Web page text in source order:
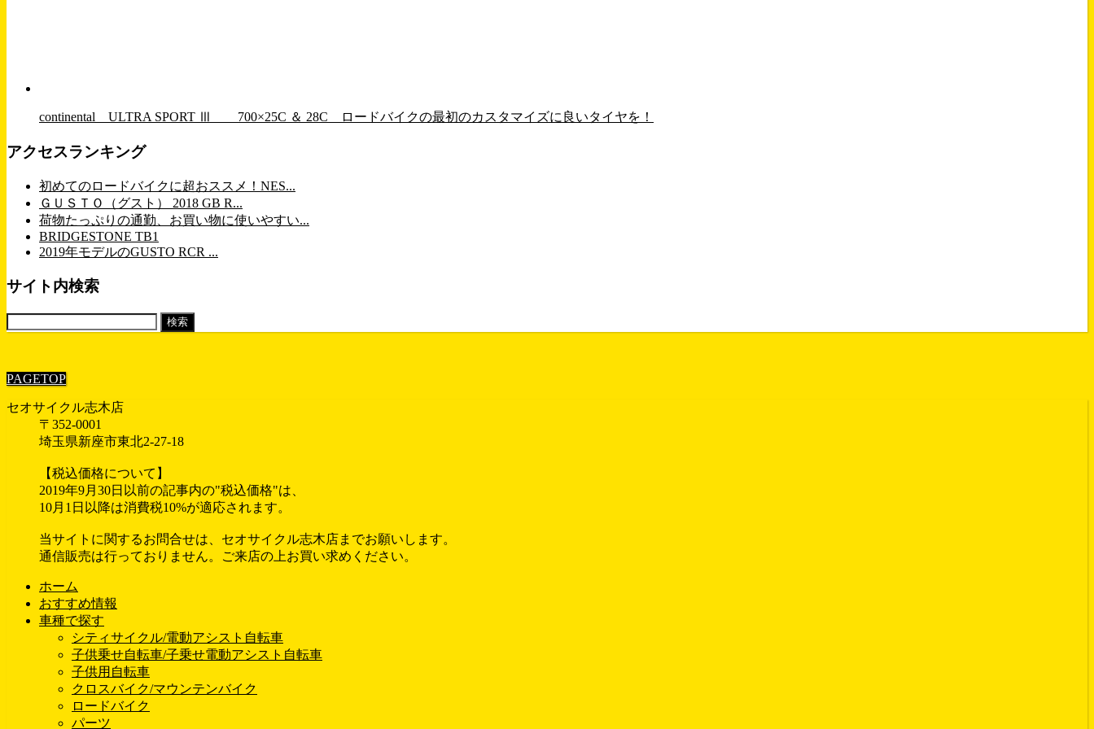
continental ULTRA SPORT Ⅲ 700×25C ＆ 28C ロードバイクの最初のカスタマイズに良いタイヤを！
アクセスランキング
初めてのロードバイクに超おススメ！NES...
ＧＵＳＴＯ（グスト） 2018 GB R...
荷物たっぷりの通勤、お買い物に使いやすい...
BRIDGESTONE TB1
2019年モデルのGUSTO RCR ...
サイト内検索
検
索:
PAGETOP
セオサイクル志木店
〒352-0001
埼玉県新座市東北2-27-18
【税込価格について】
2019年9月30日以前の記事内の"税込価格"は、
10月1日以降は消費税10%が適応されます。
当サイトに関するお問合せは、セオサイクル志木店までお願いします。
通信販売は行っておりません。ご来店の上お買い求めください。
ホーム
おすすめ情報
車種で探す
シティサイクル/電動アシスト自転車
子供乗せ自転車/子乗せ電動アシスト自転車
子供用自転車
クロスバイク/マウンテンバイク
ロードバイク
パーツ